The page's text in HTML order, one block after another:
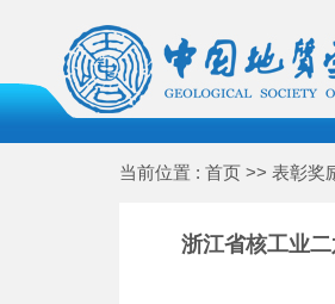
当前位置 : 首页 >> 表彰奖
浙江省核工业